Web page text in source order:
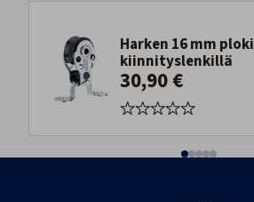
Harken 16 mm
kiinnityslenkillä
30,90 €